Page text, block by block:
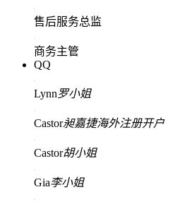
售后服务总监
商务主管
QQ
Lynn罗小姐
Castor昶嘉捷海外注册开户
Castor胡小姐
Gia李小姐